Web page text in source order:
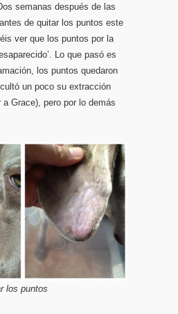
semanas después de las
de quitar los puntos este
ver que los puntos por la
Lo que pasó es
los puntos quedaron
un poco su extracción
Grace), pero por lo demás
los puntos